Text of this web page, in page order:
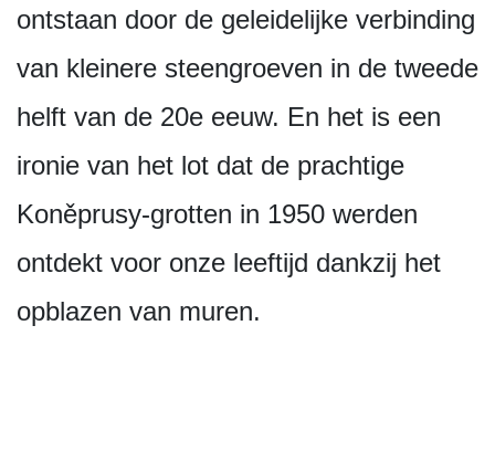
ontstaan door de geleidelijke verbinding
van kleinere steengroeven in de tweede
helft van de 20e eeuw. En het is een
ironie van het lot dat de prachtige
Koněprusy-grotten in 1950 werden
ontdekt voor onze leeftijd dankzij het
opblazen van muren.